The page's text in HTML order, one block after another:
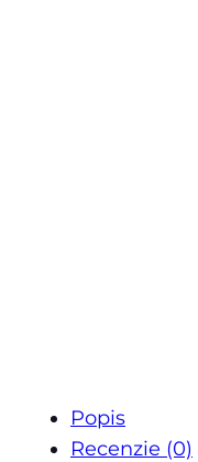
Popis
Recenzie (0)